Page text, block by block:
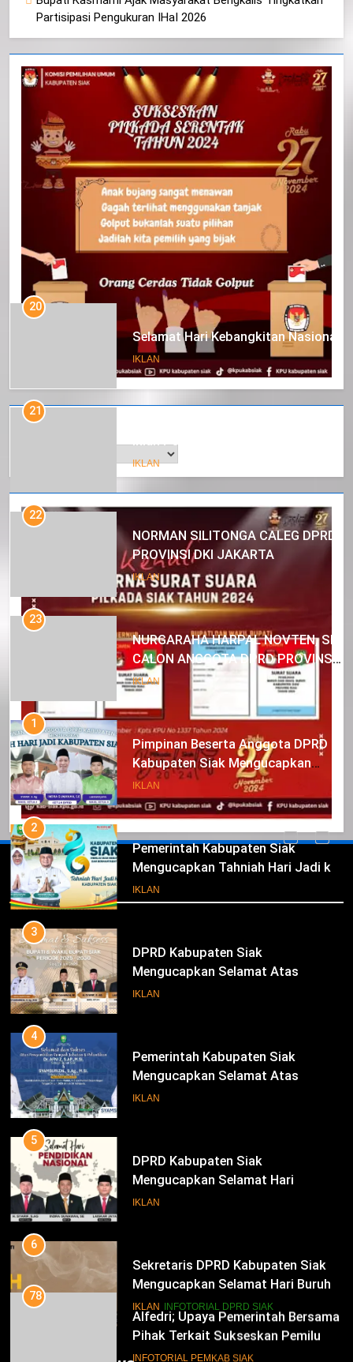
Partisipasi Pengukuran IHaI 2026
Arsip
Iklan
20
Selamat Hari Kebangkitan Nasional
IKLAN
21
Iklan Pemerintah Kabupaten Siak
IKLAN
22
NORMAN SILITONGA CALEG DPRD
PROVINSI DKI JAKARTA
IKLAN
23
NURGARAHA HARPAL NOVTEN, SH
CALON ANGGOTA DPRD PROVINSI
DKI JAKARTA
IKLAN
1
Pimpinan Beserta Anggota DPRD
Kabupaten Siak Mengucapkan
Tahniah Hari Jadi Kabupaten Siak
Ke- 26
IKLAN
2
Pemerintah Kabupaten Siak
Mengucapkan Tahniah Hari Jadi ke-
26 Kabupaten Siak
IKLAN
3
DPRD Kabupaten Siak
Mengucapkan Selamat Atas
Pengambilan Sumpah Jabatan
IKLAN
4
Pemerintah Kabupaten Siak
Mengucapkan Selamat Atas
Pengambilan Sumpah Jabatan
IKLAN
5
DPRD Kabupaten Siak
Mengucapkan Selamat Hari
Pendidikan Nasional
IKLAN
6
Sekretaris DPRD Kabupaten Siak
Mengucapkan Selamat Hari Buruh
IKLAN INFOTORIAL DPRD SIAK
78
Alfedri; Upaya Pemerintah Bersama
Pihak Terkait Sukseskan Pemilu